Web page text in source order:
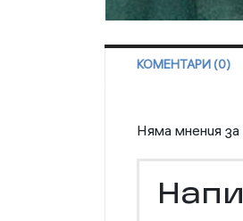
КОМЕНТАРИ (0)
Няма мнения